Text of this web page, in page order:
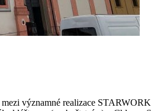
významné realizace